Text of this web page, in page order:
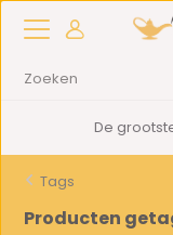
De
Tags
Producten